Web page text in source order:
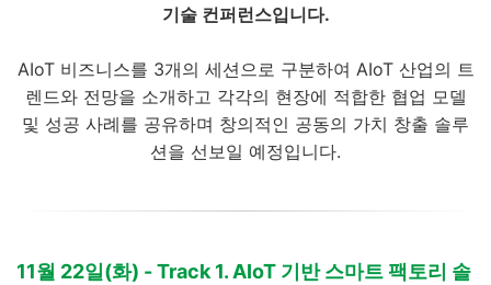
기술 컨퍼런스입니다.
AIoT 비즈니스를 3개의 세션으로 구분하여 AIoT 산업의 트
렌드와 전망을 소개하고 각각의 현장에 적합한 협업 모델
및 성공 사례를 공유하며 창의적인 공동의 가치 창출 솔루
션을 선보일 예정입니다.
11월 22일(화) - Track 1. AIoT 기반 스마트 팩토리 솔